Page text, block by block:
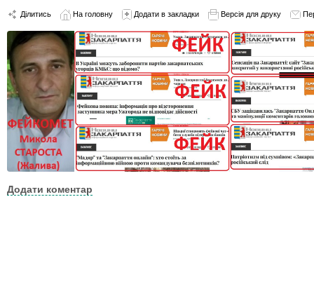
Ділитись На головну Додати в закладки Версія для друку
Додати коментар